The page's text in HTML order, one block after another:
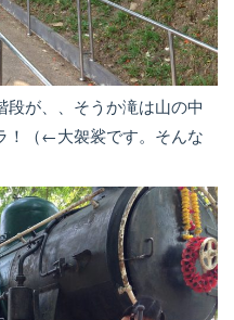
が、、そうか滝は山の中
！（←大袈裟です。そんな